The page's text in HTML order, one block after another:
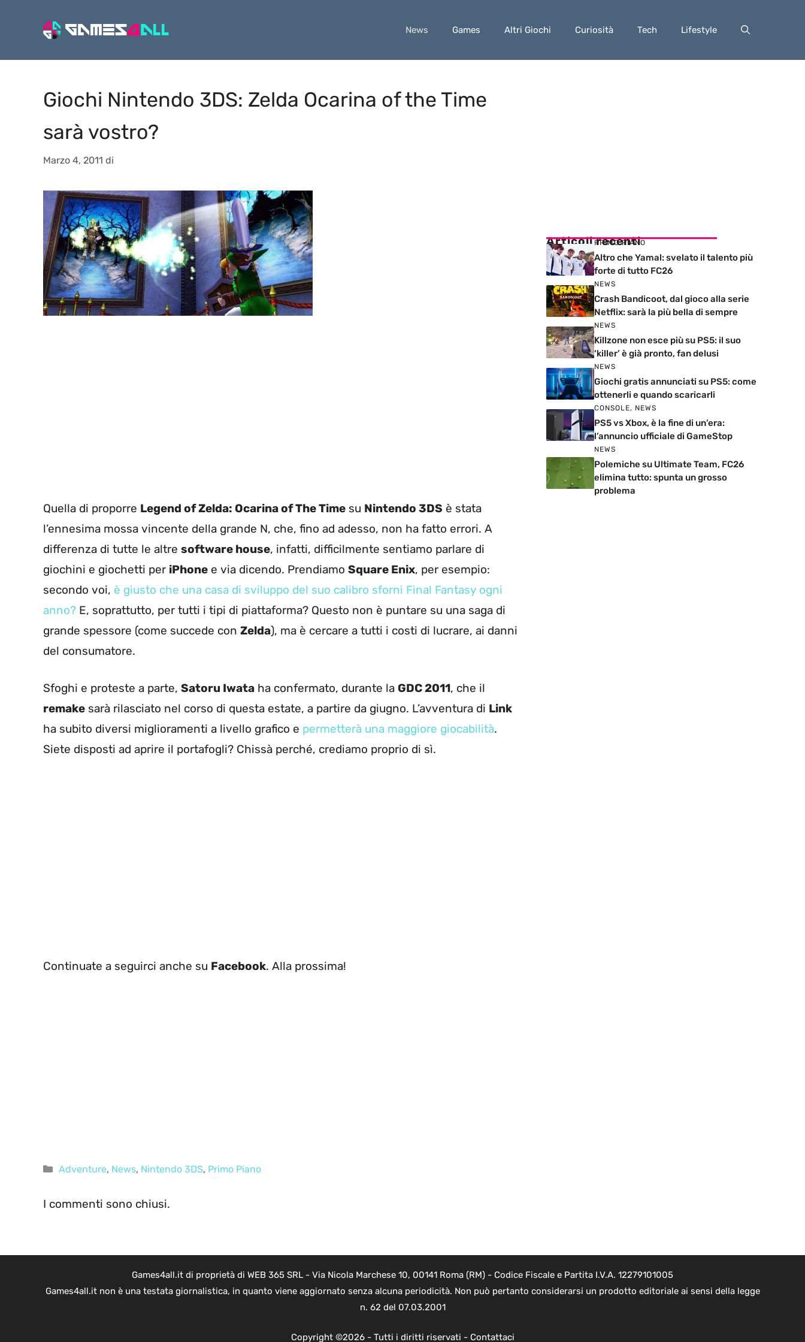
News Games Altri Giochi Curiosità Tech Lifestyle
Giochi Nintendo 3DS: Zelda Ocarina of the Time
sarà vostro?
Marzo 4, 2011 di
Quella di proporre Legend of Zelda: Ocarina of The Time su Nintendo 3DS è stata
l’ennesima mossa vincente della grande N, che, fino ad adesso, non ha fatto errori. A
differenza di tutte le altre software house, infatti, difficilmente sentiamo parlare di
giochini e giochetti per iPhone e via dicendo. Prendiamo Square Enix, per esempio:
secondo voi, è giusto che una casa di sviluppo del suo calibro sforni Final Fantasy ogni
anno? E, soprattutto, per tutti i tipi di piattaforma? Questo non è puntare su una saga di
grande spessore (come succede con Zelda), ma è cercare a tutti i costi di lucrare, ai danni
del consumatore.
Sfoghi e proteste a parte, Satoru Iwata ha confermato, durante la GDC 2011, che il
remake sarà rilasciato nel corso di questa estate, a partire da giugno. L’avventura di Link
ha subito diversi miglioramenti a livello grafico e permetterà una maggiore giocabilità.
Siete disposti ad aprire il portafogli? Chissà perché, crediamo proprio di sì.
Continuate a seguirci anche su Facebook. Alla prossima!
Categorie
Adventure, News, Nintendo 3DS, Primo Piano
I commenti sono chiusi.
Articoli recenti
PRIMO PIANO
Altro che Yamal: svelato il talento più
forte di tutto FC26
NEWS
Crash Bandicoot, dal gioco alla serie
Netflix: sarà la più bella di sempre
NEWS
Killzone non esce più su PS5: il suo
‘killer’ è già pronto, fan delusi
NEWS
Giochi gratis annunciati su PS5: come
ottenerli e quando scaricarli
CONSOLE, NEWS
PS5 vs Xbox, è la fine di un’era:
l’annuncio ufficiale di GameStop
NEWS
Polemiche su Ultimate Team, FC26
elimina tutto: spunta un grosso
problema
Games4all.it di proprietà di WEB 365 SRL - Via Nicola Marchese 10, 00141 Roma (RM) - Codice Fiscale e Partita I.V.A. 12279101005
Games4all.it non è una testata giornalistica, in quanto viene aggiornato senza alcuna periodicità. Non può pertanto considerarsi un prodotto editoriale ai sensi della legge
n. 62 del 07.03.2001
Copyright ©2026 - Tutti i diritti riservati - Contattaci